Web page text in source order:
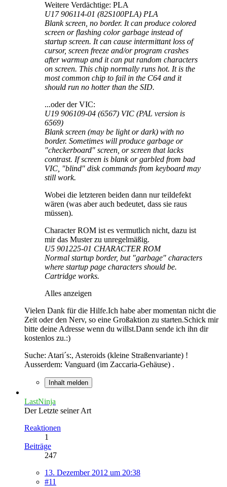
Weitere Verdächtige: PLA
U17 906114-01 (82S100PLA) PLA
Blank screen, no border. It can produce colored
screen or flashing color garbage instead of
startup screen. It can cause intermittant loss of
cursor, screen freeze and/or program crashes
after warmup and it can put random characters
on screen. This chip normally runs hot. It is the
most common chip to fail in the C64 and it
should run no hotter than the SID.
...oder der VIC:
U19 906109-04 (6567) VIC (PAL version is
6569)
Blank screen (may be light or dark) with no
border. Sometimes will produce garbage or
"checkerboard" screen, or screen that lacks
contrast. If screen is blank or garbled from bad
VIC, "blind" disk commands from keyboard may
still work.
Wobei die letzteren beiden dann nur teildefekt
wären (was aber auch bedeutet, dass sie raus
müssen).
Character ROM ist es vermutlich nicht, dazu ist
mir das Muster zu unregelmäßig.
U5 901225-01 CHARACTER ROM
Normal startup border, but "garbage" characters
where startup page characters should be.
Cartridge works.
Alles anzeigen
Vielen Dank für die Hilfe.Ich habe aber momentan nicht die
Zeit oder den Nerv, so eine Großaktion zu starten.Schick mir
bitte deine Adresse wenn du willst.Dann sende ich ihn dir
kostenlos zu.:)
Suche: Atari´s:, Asteroids (kleine Straßenvariante) !
Ausserdem: Vanguard (im Zaccaria-Gehäuse) .
Inhalt melden
LastNinja
Der Letzte seiner Art
Reaktionen
1
Beiträge
247
13. Dezember 2012 um 20:38
#11